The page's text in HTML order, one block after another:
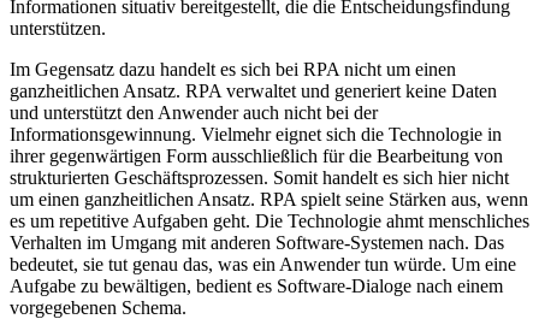
Informationen situativ bereitgestellt, die die Entscheidungsfindung
unterstützen.
Im Gegensatz dazu handelt es sich bei RPA nicht um einen
ganzheitlichen Ansatz. RPA verwaltet und generiert keine Daten
und unterstützt den Anwender auch nicht bei der
Informationsgewinnung. Vielmehr eignet sich die Technologie in
ihrer gegenwärtigen Form ausschließlich für die Bearbeitung von
strukturierten Geschäftsprozessen. Somit handelt es sich hier nicht
um einen ganzheitlichen Ansatz. RPA spielt seine Stärken aus, wenn
es um repetitive Aufgaben geht. Die Technologie ahmt menschliches
Verhalten im Umgang mit anderen Software-Systemen nach. Das
bedeutet, sie tut genau das, was ein Anwender tun würde. Um eine
Aufgabe zu bewältigen, bedient es Software-Dialoge nach einem
vorgegebenen Schema.